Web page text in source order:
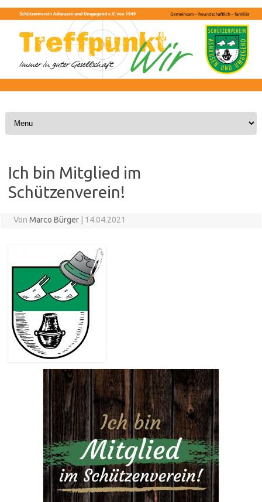
Skip to content
Ich bin Mitglied im
Schützenverein!
Von Marco Bürger 14.04.2021